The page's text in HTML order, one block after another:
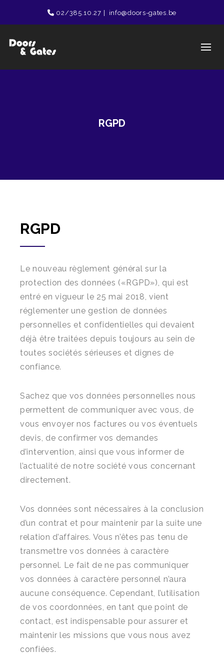
02/385.10.27 info@doors-gates.be
RGPD
RGPD
Le nouveau règlement général sur la
protection des données («RGPD»), qui est
entré en vigueur le 25 mai 2018, vient
réglementer une gestion de données
personnelles et confidentielles qui devaient
déjà être traitées depuis toujours au sein de
toutes sociétés sérieuses et dignes de
confiance.
Sachez que vos données personnelles nous
permettent de communiquer avec vous, de
vous envoyer nos factures ou vos éventuels
devis, de confirmer vos demandes
d’intervention, ainsi que vous informer de
l’actualité de notre société vous concernant
directement.
Vos données sont nécessaires à la conclusion
d’un contrat et pour maintenir par la suite une
relation d’affaires. Vous n’êtes pas tenu de
transmettre vos données à caractère
personnel. Le fait de ne pas communiquer
vos données à caractère personnel n’aura
aucune conséquence. Cependant, l’utilisation
de vos coordonnées, en tant que point de
contact, est indispensable pour assurer et
maintenir les missions que vous nous avez
confiées.